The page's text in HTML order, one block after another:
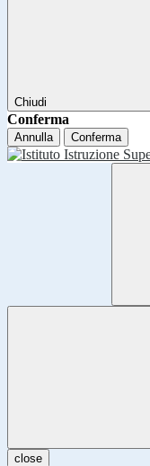
Chiudi
Conferma
Annulla Conferma
close